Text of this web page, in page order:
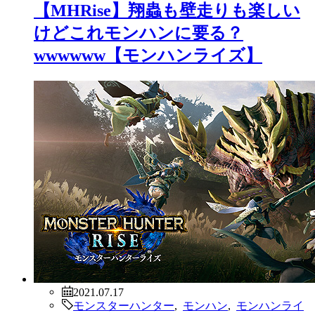
【MHRise】翔蟲も壁走りも楽しい
けどこれモンハンに要る？
wwwwww【モンハンライズ】
2021.07.17
モンスターハンター
モンハン
モンハンライ